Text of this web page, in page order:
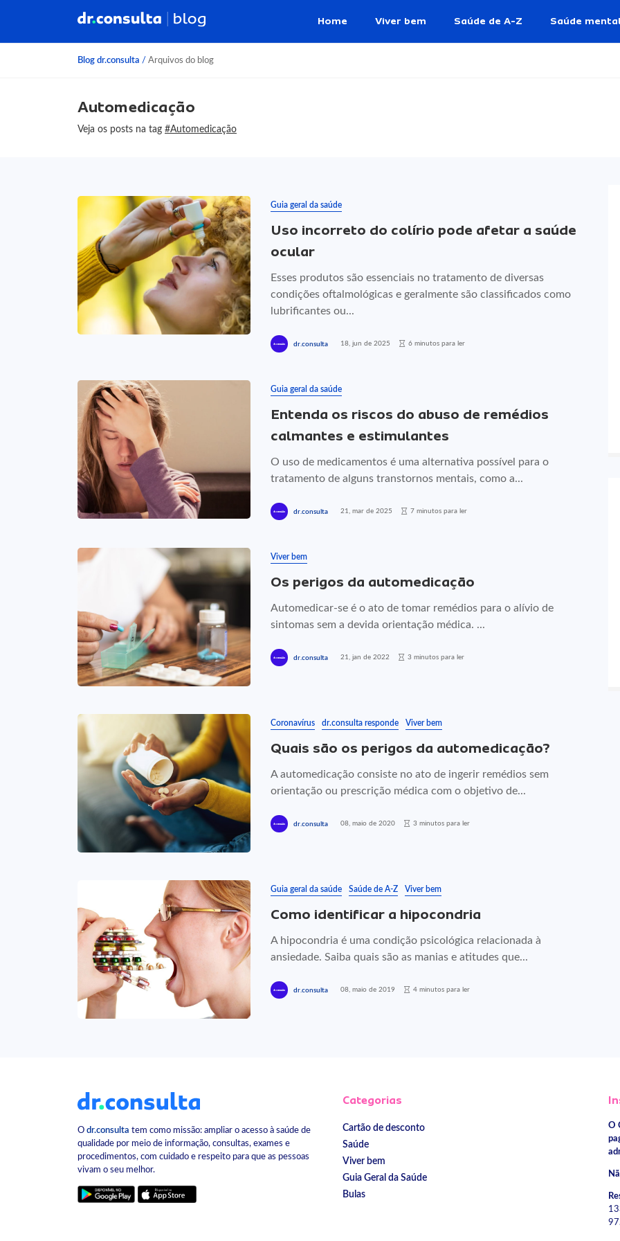
Home Viver bem Saúde de A-Z Saúde
Blog dr.consulta / Arquivos do blog
Automedicação
Veja os posts na tag #Automedicação
Guia geral da saúde
Uso incorreto do colírio pode afetar a saúde
ocular
Esses produtos são essenciais no tratamento de diversas
condições oftalmológicas e geralmente são classificados como
lubrificantes ou...
dr.consulta 18, jun de 2025 6 minutos para ler
Guia geral da saúde
Entenda os riscos do abuso de remédios
calmantes e estimulantes
O uso de medicamentos é uma alternativa possível para o
tratamento de alguns transtornos mentais, como a...
dr.consulta 21, mar de 2025 7 minutos para ler
Viver bem
Os perigos da automedicação
Automedicar-se é o ato de tomar remédios para o alívio de
sintomas sem a devida orientação médica. ...
dr.consulta 21, jan de 2022 3 minutos para ler
Coronavírus dr.consulta responde Viver bem
Quais são os perigos da automedicação?
A automedicação consiste no ato de ingerir remédios sem
orientação ou prescrição médica com o objetivo de...
dr.consulta 08, maio de 2020 3 minutos para ler
Guia geral da saúde Saúde de A-Z Viver bem
Como identificar a hipocondria
A hipocondria é uma condição psicológica relacionada à
ansiedade. Saiba quais são as manias e atitudes que...
dr.consulta 08, maio de 2019 4 minutos para ler
O dr.consulta tem como missão: ampliar o acesso à saúde de
qualidade por meio de informação, consultas, exames e
procedimentos, com cuidado e respeito para que as pessoas
vivam o seu melhor.
Categorias
Cartão de desconto
Saúde
Viver bem
Guia Geral da Saúde
Bulas
O